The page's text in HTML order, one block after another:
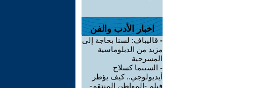
اخبار الأدب والفن
- قاليباف: لسنا بحاجة إلى
مزيد من الدبلوماسية
المسرحية
- السينما كسلاح
أيديولوجي.. كيف يؤطر
فيلم -المواطن المنتقم-